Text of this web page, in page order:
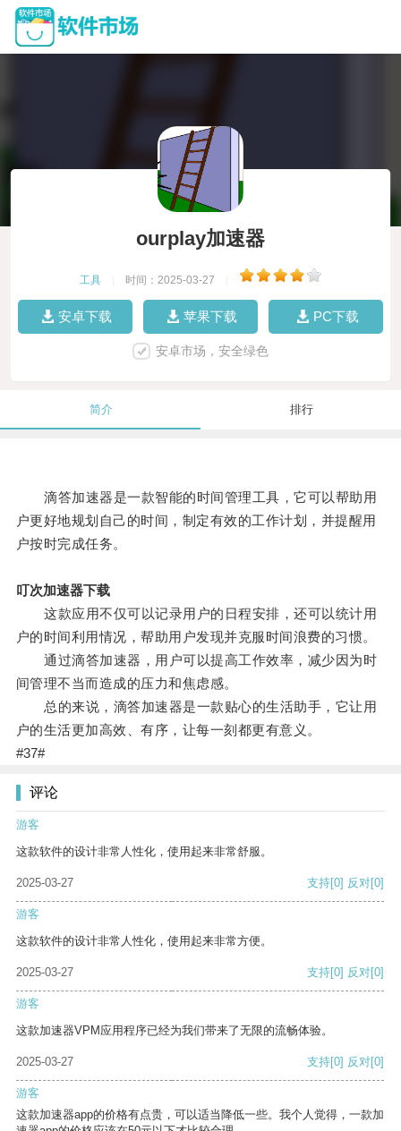
ourplay加速器
工具 时间：2025-03-27
安卓下载 苹果下载 PC下载
安卓市场，安全绿色
简介 排行
滴答加速器是一款智能的时间管理工具，它可以帮助用
户更好地规划自己的时间，制定有效的工作计划，并提醒用
户按时完成任务。
叮次加速器下载
这款应用不仅可以记录用户的日程安排，还可以统计用
户的时间利用情况，帮助用户发现并克服时间浪费的习惯。
通过滴答加速器，用户可以提高工作效率，减少因为时
间管理不当而造成的压力和焦虑感。
总的来说，滴答加速器是一款贴心的生活助手，它让用
户的生活更加高效、有序，让每一刻都更有意义。
#37#
评论
游客
这款软件的设计非常人性化，使用起来非常舒服。
2025-03-27 支持[0] 反对[0]
游客
这款软件的设计非常人性化，使用起来非常方便。
2025-03-27 支持[0] 反对[0]
游客
这款加速器VPM应用程序已经为我们带来了无限的流畅体验。
2025-03-27 支持[0] 反对[0]
游客
这款加速器app的价格有点贵，可以适当降低一些。我个人觉得，一款加